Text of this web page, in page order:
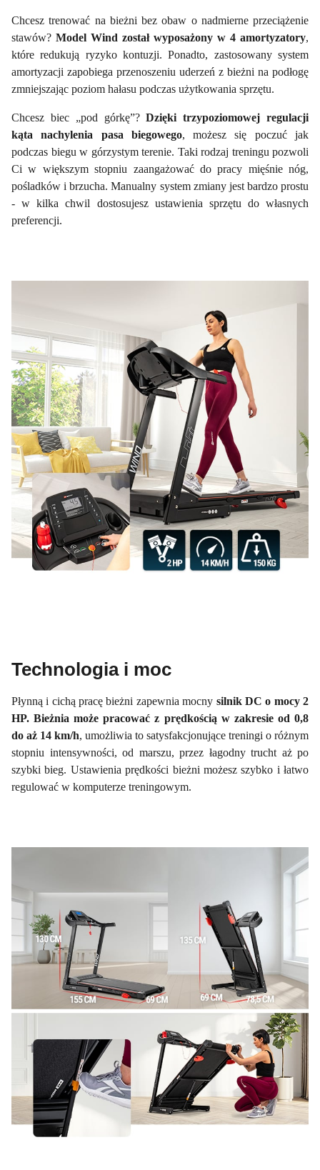
Chcesz trenować na bieżni bez obaw o nadmierne przeciążenie
stawów? Model Wind został wyposażony w 4 amortyzatory,
które redukują ryzyko kontuzji. Ponadto, zastosowany system
amortyzacji zapobiega przenoszeniu uderzeń z bieżni na podłogę
zmniejszając poziom hałasu podczas użytkowania sprzętu.
Chcesz biec „pod górkę”?Dzięki trzypoziomowej regulacji
kąta nachylenia pasa biegowego, możesz się poczuć jak
podczas biegu w górzystym terenie. Taki rodzaj treningu pozwoli
Ci w większym stopniu zaangażować do pracy mięśnie nóg,
pośladków i brzucha. Manualny system zmiany jest bardzo prostu
- w kilka chwil dostosujesz ustawienia sprzętu do własnych
preferencji.
Technologia i moc
Płynną i cichą pracę bieżni zapewnia mocny silnik DC o mocy 2
HP. Bieżnia może pracować z prędkością w zakresie od 0,8
do aż 14 km/h, umożliwia to satysfakcjonujące treningi o różnym
stopniu intensywności, od marszu, przez łagodny trucht aż po
szybki bieg. Ustawienia prędkości bieżni możesz szybko i łatwo
regulować w komputerze treningowym.